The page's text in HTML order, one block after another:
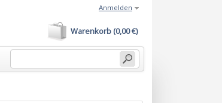
Warenkorb (0,00 €)
Anmelden